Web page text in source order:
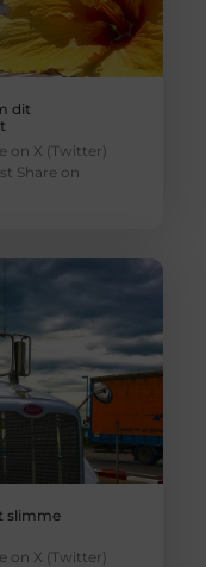
dit
on X (Twitter)
Share on
slimme
on X (Twitter)